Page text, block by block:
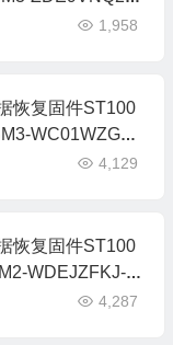
1,958
恢复固件ST100
WC01WZGS-
4,129
恢复固件ST100
WDEJZFKJ-M
4,287